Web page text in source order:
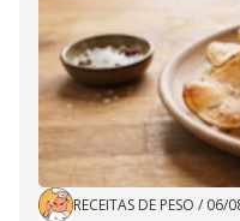
RECEITAS DE PESO / 06/